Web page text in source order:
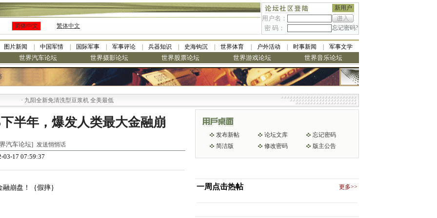
新用户
用户名：
密 码：
忘记密码?
简体中文 繁体中文
图片新闻 中国军情 国际军事 军事评论 兵器知识 史海钩沉 世界体育 户外活动 时事新闻 军事文学
世界汽车论坛 世界摄影论坛 世界股票论坛 世界游戏论坛 世界音乐论坛
九阳全新免清洗型豆浆机 全美最低
半年，爆发人类最大金融崩
汽车论坛] 发送悄悄话
03-17 07:59:37
崩盘！｛假摔｝
发布新帖 论坛文库
忘记密码
简洁版
修改密码 版主公告
一周点击热帖 更多>>